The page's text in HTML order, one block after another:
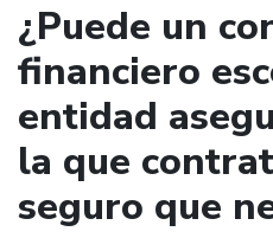
¿Puede un
financiero
entidad
la que
seguro que